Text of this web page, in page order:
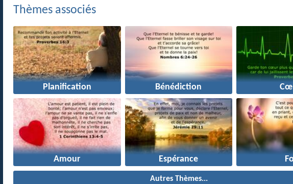
Thèmes associés
Planification Bénédiction
Amour Espérance
Autres Thèmes...